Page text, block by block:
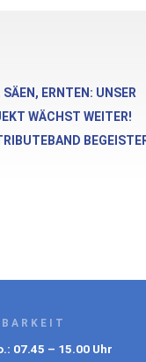
SÄEN, ERNTEN: UNSER
WÄCHST WEITER!
07.45 – 15.00 Uhr